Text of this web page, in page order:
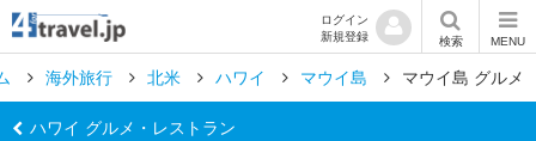
ログイン
新規登録
検索 MENU
海外旅行 北米 ハワイ マウイ島 マウイ島 グルメ
ハワイ グルメ・レストラン